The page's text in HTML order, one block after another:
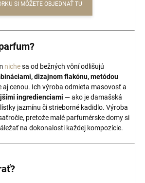
SI MÔŽETE OBJEDNAŤ TU
nichesa od bežných vôní odlišujú
dizajnom flakónu, metódou
aj cenou. Ich výroba odmieta masovosť a
ingredienciami — ako je damašská
jazmínu či strieborné kadidlo. Výroba
pretože malé parfumérske domy si
na dokonalosti každej kompozície.